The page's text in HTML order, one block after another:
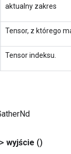
aktualny zakres
Tensor, z którego
Tensor indeksu.
wyjście ()